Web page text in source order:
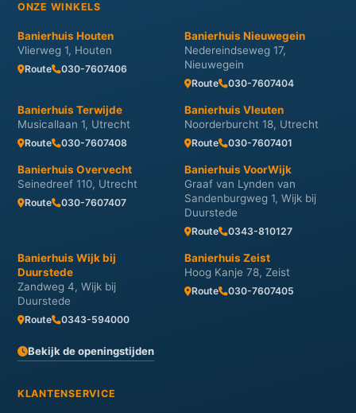
ONZE WINKELS
Banierhuis Houten
Vlierweg 1, Houten
Route 030-7607406
Banierhuis Nieuwegein
Nedereindseweg 17,
Nieuwegein
Route 030-7607404
Banierhuis Terwijde
Musicallaan 1, Utrecht
Route 030-7607408
Banierhuis Vleuten
Noorderburcht 18, Utrecht
Route 030-7607401
Banierhuis Overvecht
Seinedreef 110, Utrecht
Route 030-7607407
Banierhuis VoorWijk
Graaf van Lynden van
Sandenburgweg 1, Wijk bij
Duurstede
Route 0343-810127
Banierhuis Wijk bij
Duurstede
Zandweg 4, Wijk bij
Duurstede
Route 0343-594000
Banierhuis Zeist
Hoog Kanje 78, Zeist
Route 030-7607405
Bekijk de openingstijden
KLANTENSERVICE